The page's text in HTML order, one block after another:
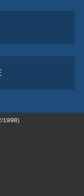
1998)